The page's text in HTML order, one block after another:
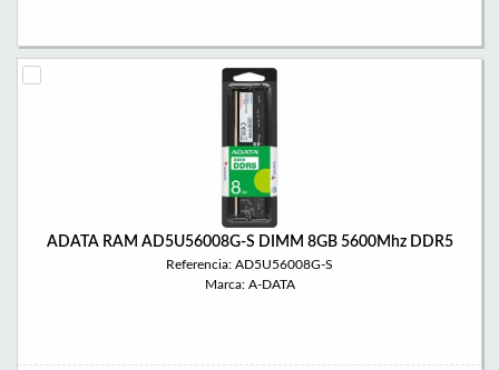
ADATA RAM AD5U56008G-S DIMM 8GB 5600Mhz DDR5
Referencia: AD5U56008G-S
Marca: A-DATA